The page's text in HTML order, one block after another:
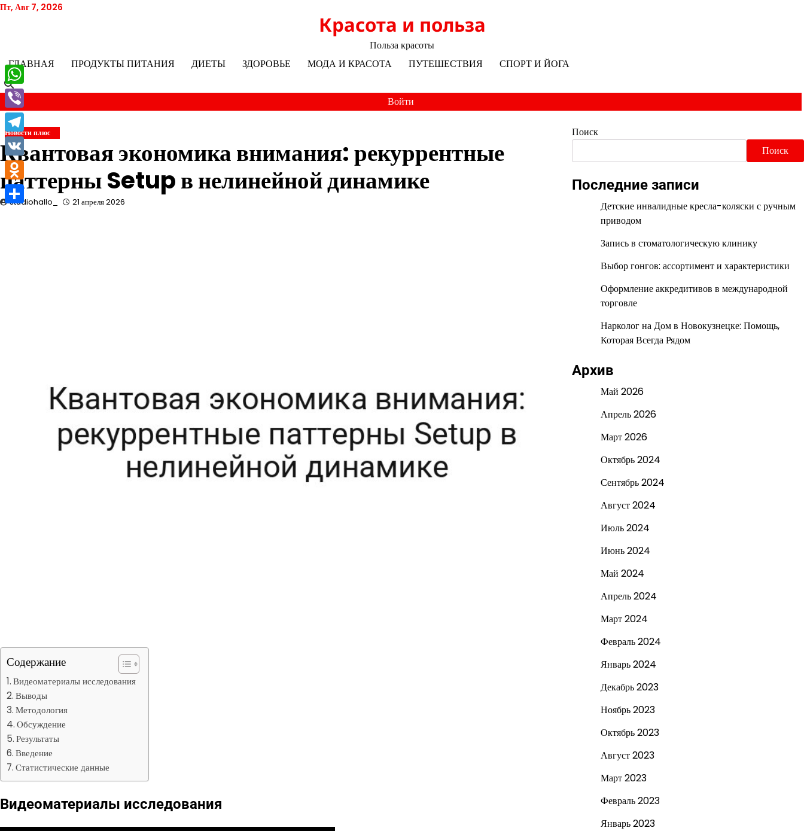
Перейти
Пт, Авг 7, 2026
Красота и польза
Польза красоты
ГЛАВНАЯ
ПРОДУКТЫ ПИТАНИЯ ДИЕТЫ ЗДОРОВЬЕ МОДА И КРАСОТА ПУТЕШЕСТВИЯ СПОРТ И ЙОГА
Войти
Новости плюс
Квантовая экономика внимания: рекуррентные
паттерны Setup в нелинейной динамике
studiohallo_ 21 апреля 2026
Содержание
Видеоматериалы исследования
Выводы
Методология
Обсуждение
Результаты
Введение
Статистические данные
Видеоматериалы исследования
Поиск
Поиск
Последние записи
Детские инвалидные кресла-коляски с ручным
приводом
Запись в стоматологическую клинику
Выбор гонгов: ассортимент и характеристики
Оформление аккредитивов в международной
торговле
Нарколог на Дом в Новокузнецке: Помощь,
Которая Всегда Рядом
Архив
Май 2026
Апрель 2026
Март 2026
Октябрь 2024
Сентябрь 2024
Август 2024
Июль 2024
Июнь 2024
Май 2024
Апрель 2024
Март 2024
Февраль 2024
Январь 2024
Декабрь 2023
Ноябрь 2023
Октябрь 2023
Август 2023
Март 2023
Февраль 2023
Январь 2023
WhatsApp
Viber
Telegram
VK
Odnoklassniki